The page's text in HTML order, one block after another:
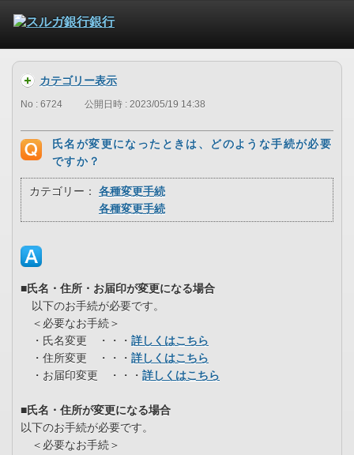
カテゴリー表示
No : 6724 公開日時 : 2023/05/19 14:38
氏名が変更になったときは、どのような手続が必要
ですか？
カテゴリー：
各種変更手続
各種変更手続
■氏名・住所・お届印が変更になる場合
以下のお手続が必要です。
＜必要なお手続＞
・氏名変更 ・・・ 詳しくはこちら
・住所変更 ・・・ 詳しくはこちら
・お届印変更 ・・・ 詳しくはこちら
■氏名・住所が変更になる場合
以下のお手続が必要です。
＜必要なお手続＞